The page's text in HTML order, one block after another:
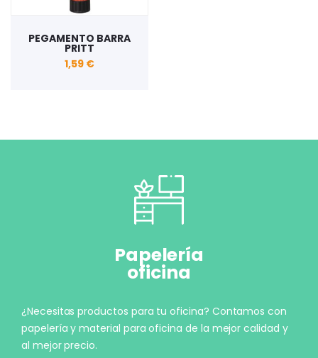
PEGAMENTO BARRA
PRITT
1,59 €
Papelería
oficina
¿Necesitas productos para tu oficina? Contamos con
papelería y material para oficina de la mejor calidad y
al mejor precio.